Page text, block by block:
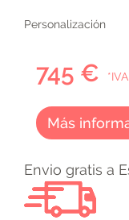
Personalización
745 €
Más
Envio gratis a